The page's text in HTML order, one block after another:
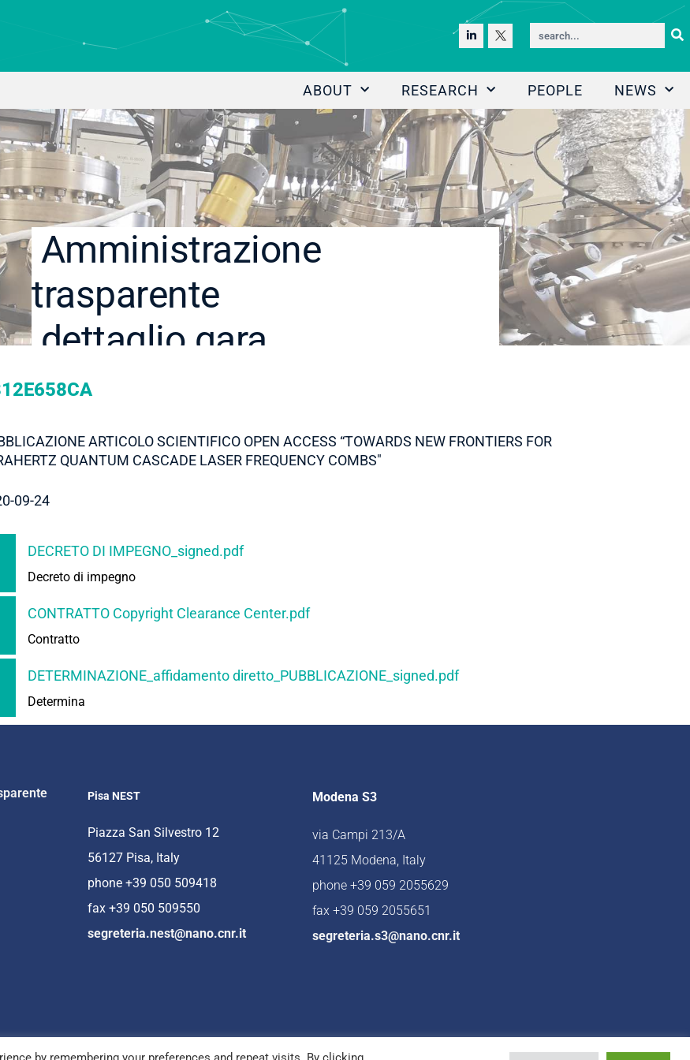
ABOUT RESEARCH PEOPLE NEWS
Amministrazione
trasparente
dettaglio gara
ARTICOLO SCIENTIFICO OPEN ACCESS “TOWARDS NEW FRONTIERS FOR
QUANTUM CASCADE LASER FREQUENCY COMBS"
09-24
DECRETO DI IMPEGNO_signed.pdf
Decreto di impegno
CONTRATTO Copyright Clearance Center.pdf
Contratto
DETERMINAZIONE_affidamento diretto_PUBBLICAZIONE_signed.pdf
Determina
Pisa NEST
Piazza San Silvestro 12
56127 Pisa, Italy
phone +39 050 509418
fax +39 050 509550
segreteria.nest@nano.cnr.it
Modena S3
via Campi 213/A
41125 Modena, Italy
phone +39 059 2055629
fax +39 059 2055651
segreteria.s3@nano.cnr.it